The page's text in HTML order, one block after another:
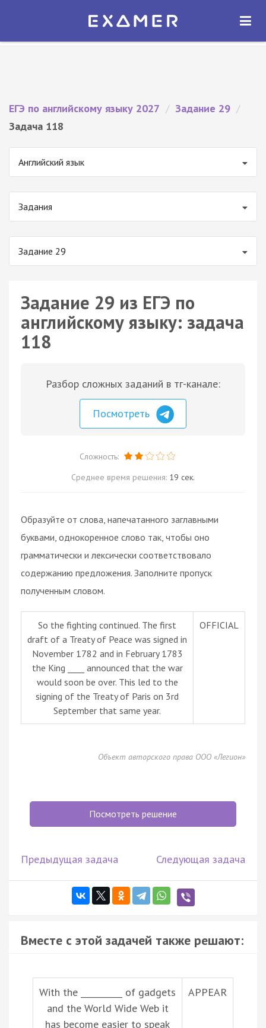
Экзамер — ЕГЭ 2027
ОТКРЫТЬ
ЕГЭ по английскому языку 2027 / Задание 29 /
Задача 118
Английский язык
Задания
Задание 29
Задание 29 из ЕГЭ по
английскому языку: задача
118
Разбор сложных заданий в тг-канале:
Посмотреть
Сложность:
Среднее время решения: 19 сек.
Образуйте от слова, напечатанного заглавными
буквами, однокоренное слово так, чтобы оно
грамматически и лексически соответствовало
содержанию предложения. Заполните пропуск
полученным словом.
So the fighting continued. The first
draft of a Treaty of Peace was signed in
November 1782 and in February 1783
the King ____ announced that the war
would soon be over. This led to the
signing of the Treaty of Paris on 3rd
September that same year.
OFFICIAL
Объект авторского права ООО «Легион»
Посмотреть решение
Предыдущая задача Следующая задача
Вместе с этой задачей также решают:
With the __________ of gadgets
and the World Wide Web it
has become easier to speak
APPEAR